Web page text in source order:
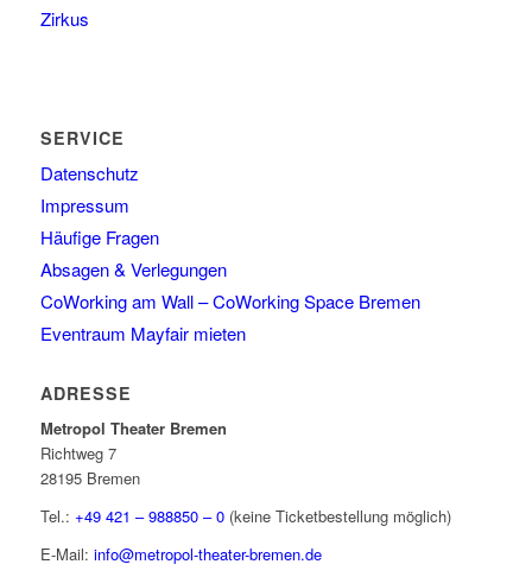
Zirkus
SERVICE
Datenschutz
Impressum
Häufige Fragen
Absagen & Verlegungen
CoWorking am Wall – CoWorking Space Bremen
Eventraum Mayfair mieten
ADRESSE
Metropol Theater Bremen
Richtweg 7
28195 Bremen
Tel.: +49 421 – 988850 – 0(keine Ticketbestellung möglich)
E-Mail: info@metropol-theater-bremen.de